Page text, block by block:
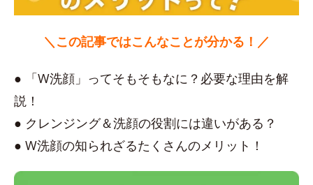
＼この記事ではこんなことが分かる！／
● 「W洗顔」ってそもそもなに？必要な理由を解
説！
● クレンジング＆洗顔の役割には違いがある？
● W洗顔の知られざるたくさんのメリット！